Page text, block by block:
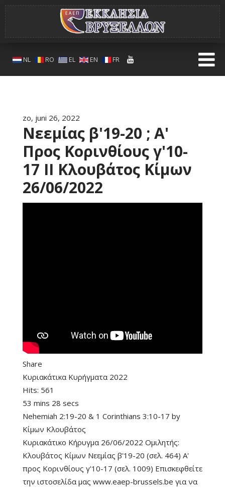
NL RO EL EN FR
zo, juni 26, 2022
Νεεμίας β'19-20 ; A'
Προς Κορινθίους γ'10-
17 II Κλουβάτος Κίμων
26/06/2022
Share
Κυριακάτικα Κυρήγματα 2022
Hits: 561
53 mins 28 secs
Nehemiah 2:19-20 & 1 Corinthians 3:10-17 by
Κίμων Κλουβάτος
Κυριακάτικο Κήρυγμα 26/06/2022 Ομιλητής:
Κλουβάτος Κίμων Νεεμίας β'19-20 (σελ. 464) A'
προς Κορινθίους γ'10-17 (σελ. 1009) Επισκεφθείτε
την ιστοσελίδα μας www.eaep-brussels.be για να